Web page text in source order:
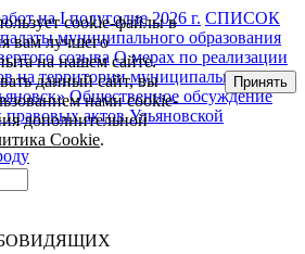
на I полугодие 2026 г. СПИСОК
муниципального образования
созыва О мерах по реализации
на территории муниципального
Общественное обсуждение
актов Ульяновской
cookie-файлы в
вам лучшего
на нашем сайте.
данный сайт, вы
нами cookie-
дополнительной
Cookie.
Принять